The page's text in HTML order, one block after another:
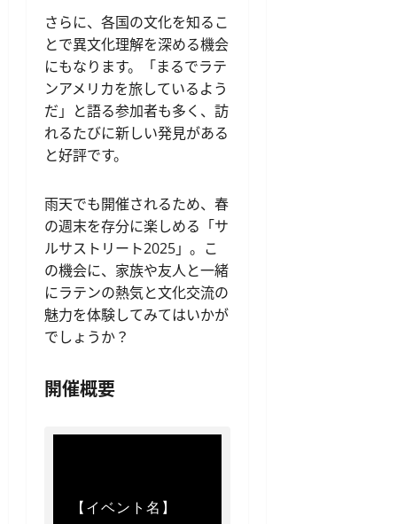
さらに、各国の文化を知るこ
とで異文化理解を深める機会
にもなります。「まるでラテ
ンアメリカを旅しているよう
だ」と語る参加者も多く、訪
れるたびに新しい発見がある
と好評です。
雨天でも開催されるため、春
の週末を存分に楽しめる「サ
ルサストリート2025」。こ
の機会に、家族や友人と一緒
にラテンの熱気と文化交流の
魅力を体験してみてはいかが
でしょうか？
開催概要
【イベント名】